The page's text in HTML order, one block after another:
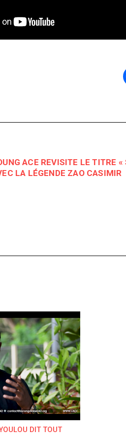
ACE REVISITE LE TITRE «
LA LÉGENDE ZAO CASIMIR
DIT TOUT